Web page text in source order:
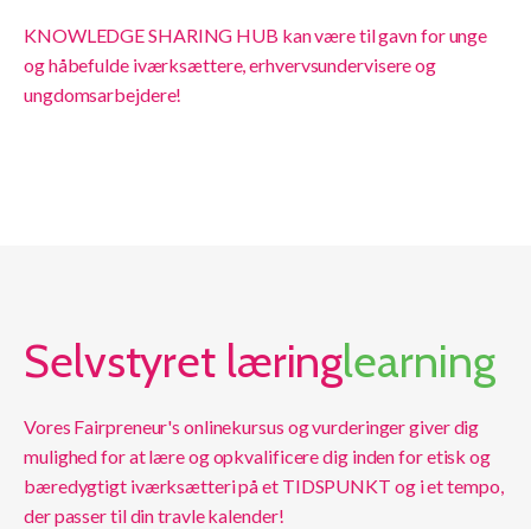
KNOWLEDGE SHARING HUB kan være til gavn for unge
og håbefulde iværksættere, erhvervsundervisere og
ungdomsarbejdere!
Selvstyret læringlearning
Vores Fairpreneur's onlinekursus og vurderinger giver dig
mulighed for at lære og opkvalificere dig inden for etisk og
bæredygtigt iværksætteri på et TIDSPUNKT og i et tempo,
der passer til din travle kalender!